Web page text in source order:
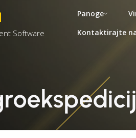
Software
Panoge
Kontaktirajte